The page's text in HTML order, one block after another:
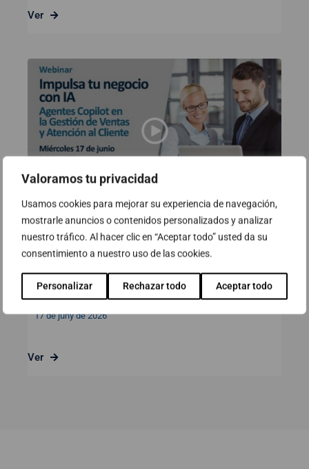
Valoramos tu privacidad
Usamos cookies para mejorar su experiencia de navegación,
mostrarle anuncios o contenidos personalizados y analizar
nuestro tráfico. Al hacer clic en “Aceptar todo” usted da su
consentimiento a nuestro uso de las cookies.
Personalizar Rechazar todo Aceptar todo
Ver
Webinar: Impulsa el teu negoci
amb IA – Agents Copilot en la
Gestió de Vendes i Atenció al
client
17 de juny de 2026
Ver